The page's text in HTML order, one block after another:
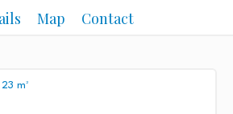
Map Contact
m²